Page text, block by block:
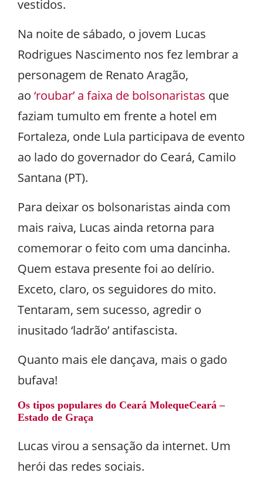
vestidos.
Na noite de sábado, o jovem Lucas
Rodrigues Nascimento nos fez lembrar a
personagem de Renato Aragão,
ao ‘roubar’ a faixa de bolsonaristas que
faziam tumulto em frente a hotel em
Fortaleza, onde Lula participava de evento
ao lado do governador do Ceará, Camilo
Santana (PT).
Para deixar os bolsonaristas ainda com
mais raiva, Lucas ainda retorna para
comemorar o feito com uma dancinha.
Quem estava presente foi ao delírio.
Exceto, claro, os seguidores do mito.
Tentaram, sem sucesso, agredir o
inusitado ‘ladrão’ antifascista.
Quanto mais ele dançava, mais o gado
bufava!
Os tipos populares do Ceará MolequeCeará –
Estado de Graça
Lucas virou a sensação da internet. Um
herói das redes sociais.